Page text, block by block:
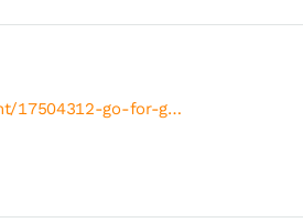
17504312-go-for-g…